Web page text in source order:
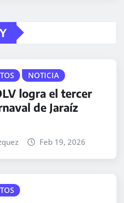
NOTICIA
logra el tercer
de Jaraíz
Feb 19, 2026